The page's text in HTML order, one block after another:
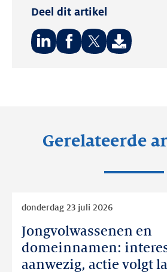
Deel dit artikel
Gerelateerde
Jongvolwassenen en
domeinnamen:
aanwezig, actie volgt
donderdag 23 juli 2026
Jongvolwassenen